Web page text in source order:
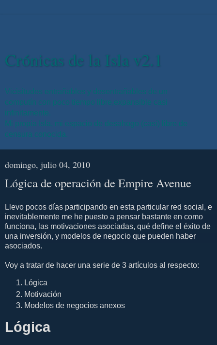
Crónicas de la Isla v2.1
Vicisitudes entrañables y desentrañables de un
computín con poco tiempo libre,expansible casi
infinitamente.
Mi propia Isla, mi espacio de desahogo (casi) libre de
censura conocida.
domingo, julio 04, 2010
Lógica de operación de Empire Avenue
Llevo pocos días participando en esta particular red social, e
inevitablemente me he puesto a pensar bastante en como
funciona, las motivaciones asociadas, qué define el éxito de
una inversión, y modelos de negocio que pueden haber
asociados.
Voy a tratar de hacer una serie de 3 artículos al respecto:
Lógica
Motivación
Modelos de negocios anexos
Lógica